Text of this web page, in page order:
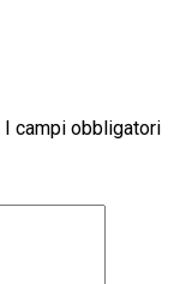
I campi obbligatori